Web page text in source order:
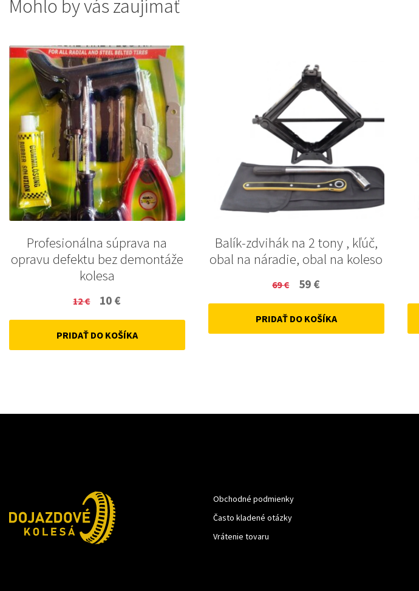
Mohlo by vás zaujímať
Profesionálna súprava na
opravu defektu bez demontáže
kolesa
12€
Original
price
was:
10 €
price
is:
PRIDAŤ DO KOŠÍKA
Balík-zdvihák na 2 tony , kľúč,
obal na náradie, obal na koleso
69€
Original
price
was:
59 €
price
is:
PRIDAŤ DO KOŠÍKA
Obchodné podmienky
Často kladené otázky
Vrátenie tovaru